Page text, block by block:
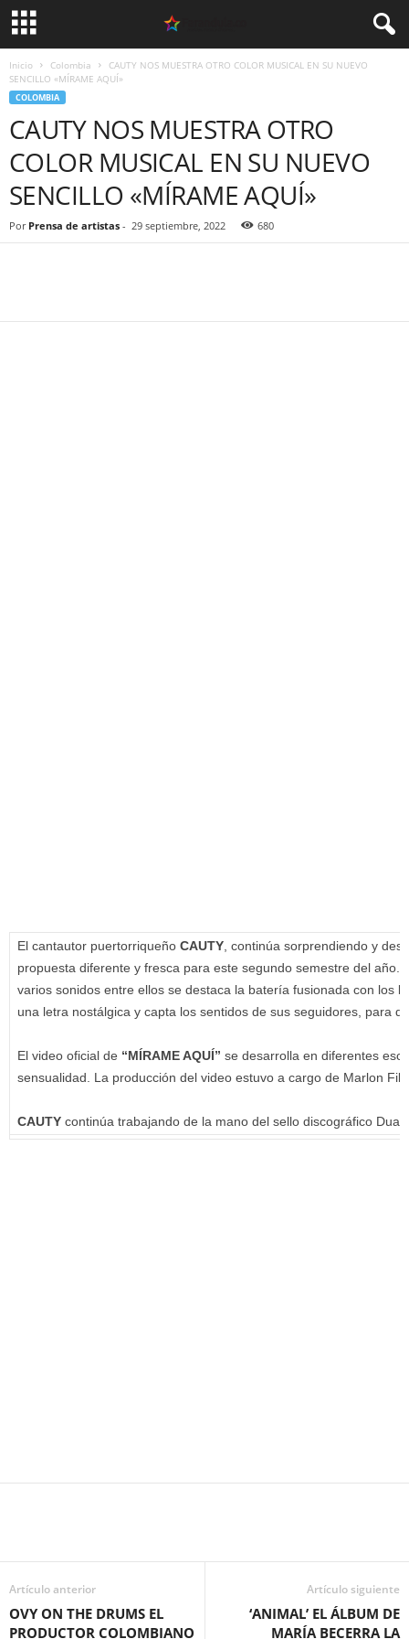
Inicio Colombia
CAUTY NOS MUESTRA OTRO COLOR MUSICAL EN SU NUEVO
SENCILLO «MÍRAME AQUÍ»
COLOMBIA
CAUTY NOS MUESTRA OTRO
COLOR MUSICAL EN SU NUEVO
SENCILLO «MÍRAME AQUÍ»
Por Prensa de artistas - 29 septiembre, 2022 680
El cantautor puertorriqueño CAUTY , continúa sorprendiendo y
propuesta diferente y fresca para este segundo semestre del año.
varios sonidos entre ellos se destaca la batería fusionada con los
una letra nostálgica y capta los sentidos de sus seguidores, para
El video oficial de “MÍRAME AQUÍ” se desarrolla en diferentes
sensualidad.
La producción del video estuvo a cargo de Marlon
CAUTY continúa trabajando de la mano del sello discográfico
Artículo anterior
OVY ON THE DRUMS EL
PRODUCTOR COLOMBIANO
Artículo siguiente
‘ANIMAL’ EL ÁLBUM DE
MARÍA BECERRA LA